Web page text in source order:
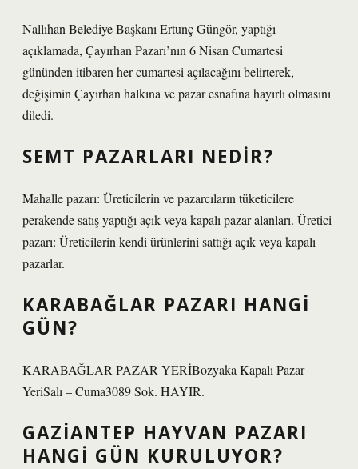
Nallıhan Belediye Başkanı Ertunç Güngör, yaptığı
açıklamada, Çayırhan Pazarı’nın 6 Nisan Cumartesi
gününden itibaren her cumartesi açılacağını belirterek,
değişimin Çayırhan halkına ve pazar esnafına hayırlı olmasını
diledi.
SEMT PAZARLARI NEDIR?
Mahalle pazarı: Üreticilerin ve pazarcıların tüketicilere
perakende satış yaptığı açık veya kapalı pazar alanları. Üretici
pazarı: Üreticilerin kendi ürünlerini sattığı açık veya kapalı
pazarlar.
KARABAĞLAR PAZARI HANGI
GÜN?
KARABAĞLAR PAZAR YERİBozyaka Kapalı Pazar
YeriSalı – Cuma3089 Sok. HAYIR.
GAZIANTEP HAYVAN PAZARI
HANGI GÜN KURULUYOR?